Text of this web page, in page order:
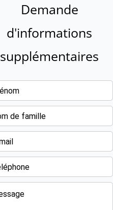
Demande
d'informations
supplémentaires